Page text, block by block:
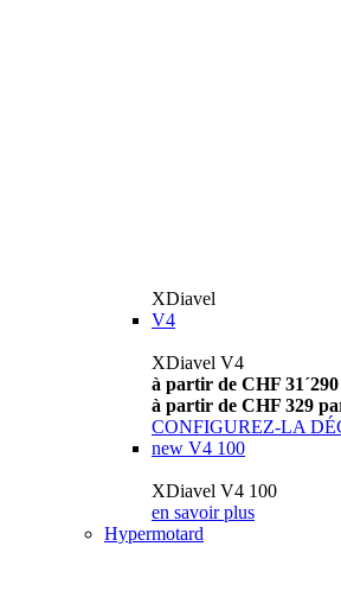
XDiavel
V4
XDiavel V4
à partir de CHF 31´290
à partir de CHF 329
CONFIGUREZ-LA
new V4 100
XDiavel V4 100
en savoir plus
Hypermotard